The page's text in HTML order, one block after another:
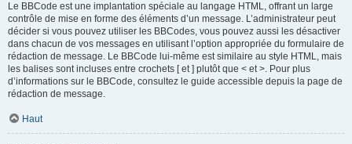
Le BBCode est une implantation spéciale au langage HTML, offrant un large
contrôle de mise en forme des éléments d’un message. L’administrateur peut
décider si vous pouvez utiliser les BBCodes, vous pouvez aussi les désactiver
dans chacun de vos messages en utilisant l’option appropriée du formulaire de
rédaction de message. Le BBCode lui-même est similaire au style HTML, mais
les balises sont incluses entre crochets [ et ] plutôt que < et >. Pour plus
d’informations sur le BBCode, consultez le guide accessible depuis la page de
rédaction de message.
Haut